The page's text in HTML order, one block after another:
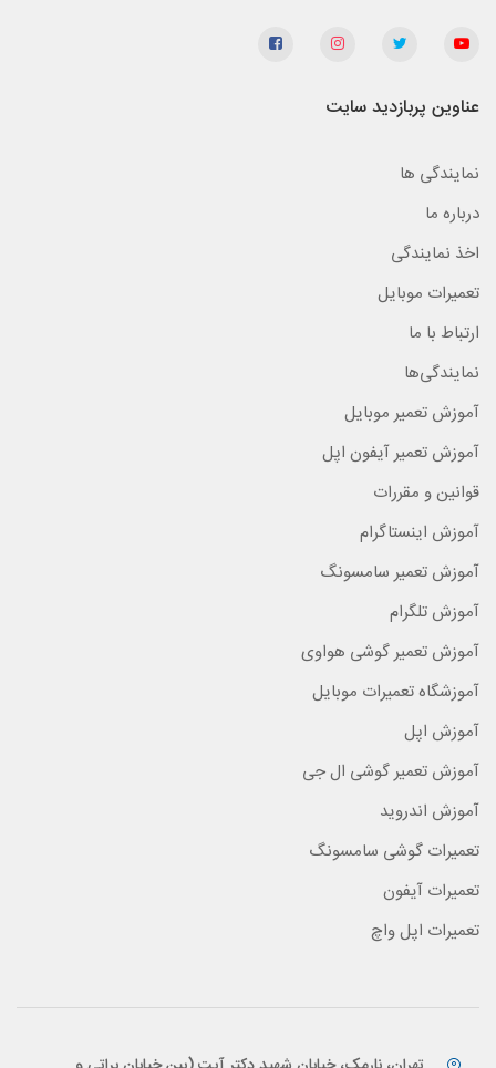
عناوین پربازدید سایت
نمایندگی ها
درباره ما
اخذ نمایندگی
تعمیرات موبایل
ارتباط با ما
نمایندگی‌ها
آموزش تعمیر موبایل
آموزش تعمیر آیفون اپل
قوانین و مقررات
آموزش اینستاگرام
آموزش تعمیر سامسونگ
آموزش تلگرام
آموزش تعمیر گوشی هواوی
آموزشگاه تعمیرات موبایل
آموزش اپل
آموزش تعمیر گوشی ال جی
آموزش اندروید
تعمیرات گوشی سامسونگ
تعمیرات آیفون
تعمیرات اپل واچ